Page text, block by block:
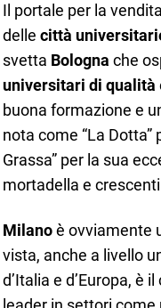
Il portale per la
delle città
svetta Bologna che
universitari di qualità
buona formazione e
nota come “La
Grassa” per la sua
mortadella e
Milanoè ovviamente
vista, anche a livello
d’Italia e d’Europa, è